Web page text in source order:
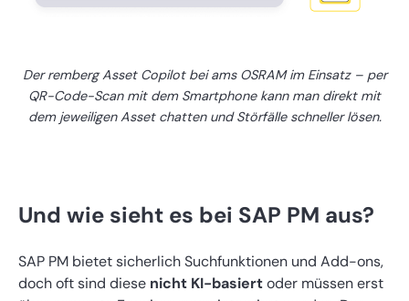
Der remberg Asset Copilot bei ams OSRAM im Einsatz – per
QR-Code-Scan mit dem Smartphone kann man direkt mit
dem jeweiligen Asset chatten und Störfälle schneller lösen.
Und wie sieht es bei SAP PM aus?
SAP PM bietet sicherlich Suchfunktionen und Add-ons,
doch oft sind diese nicht KI-basiertoder müssen erst